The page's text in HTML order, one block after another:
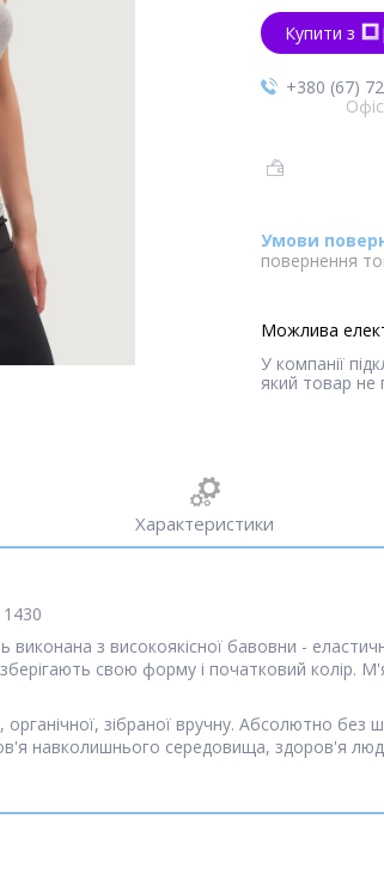
Купити з
+380 (67)
Офіс
повернення
У компанії
який товар не
Характеристики
з високоякісної бавовни -
свою форму і початковий колір.
зібраної вручну. Абсолютно без
навколишнього середовища, здоров'я